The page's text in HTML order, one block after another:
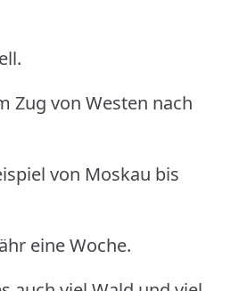
Zug von Westen nach
von Moskau bis
eine Woche.